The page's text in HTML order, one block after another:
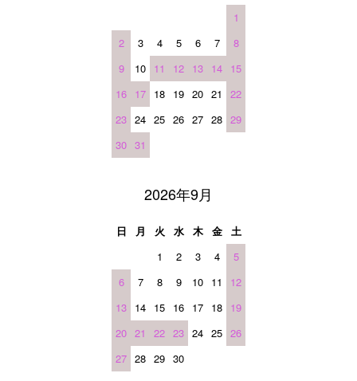
1
2
3 4 5 6 7
8
9
10 11 12 13 14 15
16 17 18 19 20 21
22
23 24 25 26 27 28 29
30 31
2026年9月
日 月 火 水 木 金
土
1
2 3 4
5
6
7 8 9 10 11
12
13 14 15 16 17 18 19
20 21 22 23 24 25 26
27 28 29 30